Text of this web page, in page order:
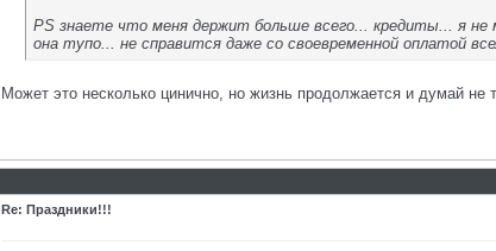
PS знаете что меня держит больше всего... кредиты... я не
она тупо... не справится даже со своевременной оплатой
Может это несколько цинично, но жизнь продолжается и думай не
Re: Праздники!!!